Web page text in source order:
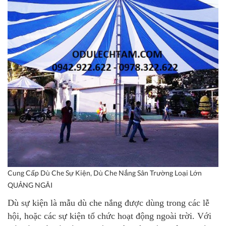
Cung Cấp Dù Che Sự Kiện, Dù Che Nắng Sân Trường Loại Lớn
QUẢNG NGÃI
Dù sự kiện là mẫu dù che nắng được dùng trong các lễ
hội, hoặc các sự kiện tổ chức hoạt động ngoài trời. Với